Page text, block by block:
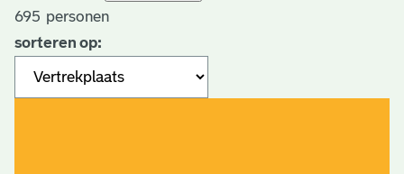
695 personen
sorteren op: